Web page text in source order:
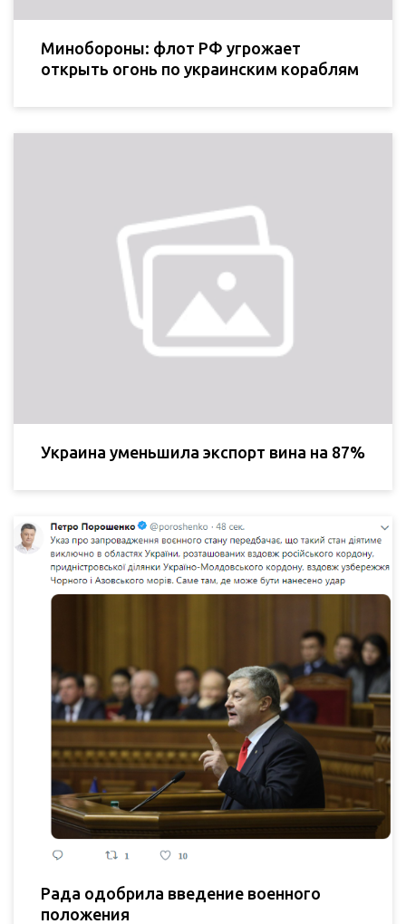
Минобороны: флот РФ угрожает
открыть огонь по украинским кораблям
Украина уменьшила экспорт вина на 87%
Рада одобрила введение военного
положения